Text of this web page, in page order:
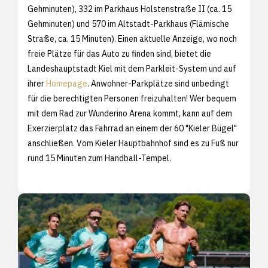
Gehminuten), 332 im Parkhaus Holstenstraße II (ca. 15
Gehminuten) und 570 im Altstadt-Parkhaus (Flämische
Straße, ca. 15 Minuten). Einen aktuelle Anzeige, wo noch
freie Plätze für das Auto zu finden sind, bietet die
Landeshauptstadt Kiel mit dem Parkleit-System und auf
ihrerHomepage. Anwohner-Parkplätze sind unbedingt
für die berechtigten Personen freizuhalten! Wer bequem
mit dem Rad zur Wunderino Arena kommt, kann auf dem
Exerzierplatz das Fahrrad an einem der 60 "Kieler Bügel"
anschließen. Vom Kieler Hauptbahnhof sind es zu Fuß nur
rund 15 Minuten zum Handball-Tempel.